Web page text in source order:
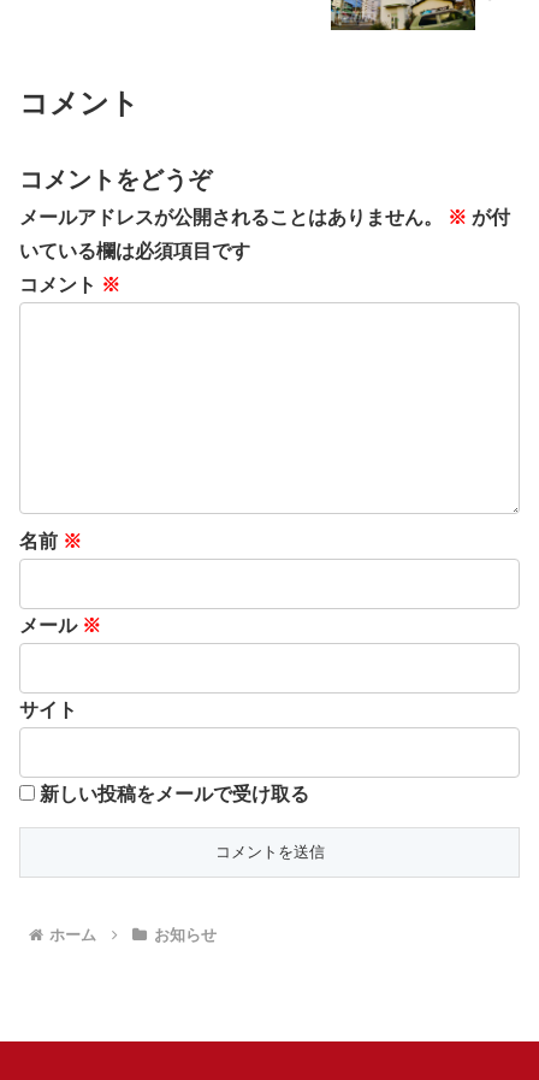
コメント
コメントをどうぞ
メールアドレスが公開されることはありません。 ※ が付
いている欄は必須項目です
コメント ※
名前 ※
メール ※
サイト
新しい投稿をメールで受け取る
ホーム お知らせ